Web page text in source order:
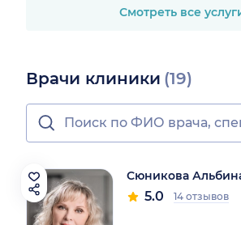
Смотреть все
Врачи клиники (19)
Сюникова
5.0 14 отзывов